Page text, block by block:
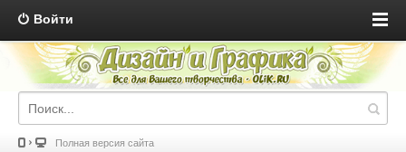
Войти
Полная версия сайта